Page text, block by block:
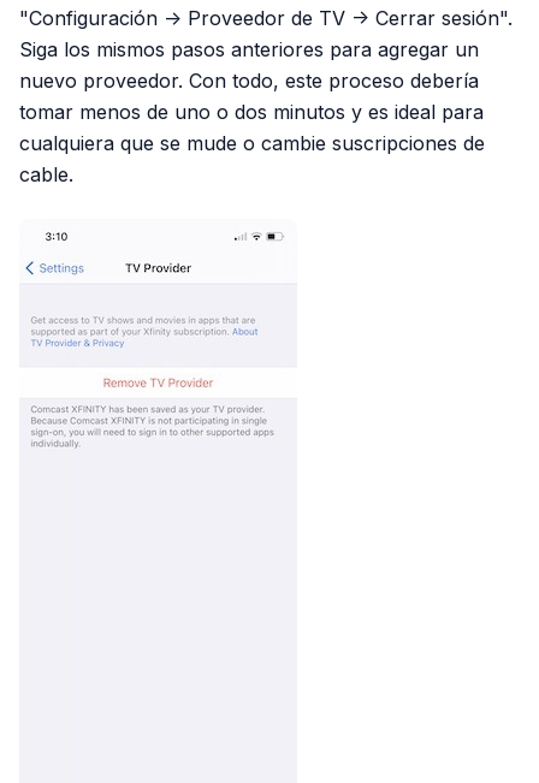
"Configuración -> Proveedor de TV -> Cerrar sesión".
Siga los mismos pasos anteriores para agregar un
nuevo proveedor. Con todo, este proceso debería
tomar menos de uno o dos minutos y es ideal para
cualquiera que se mude o cambie suscripciones de
cable.